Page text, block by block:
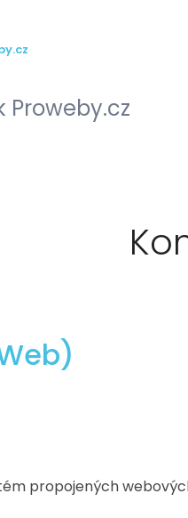
propojených